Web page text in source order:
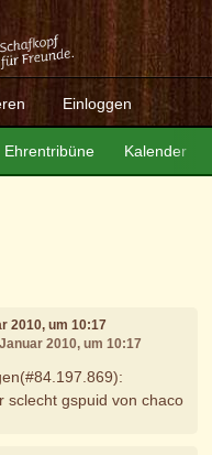
Einloggen
Ehrentribüne Kalender
2010, um 10:17
2010, um 10:17
sclecht gspuid von chaco